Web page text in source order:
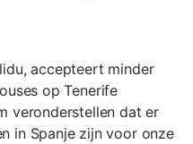
accepteert minder
op Tenerife
veronderstellen dat er
in Spanje zijn voor onze